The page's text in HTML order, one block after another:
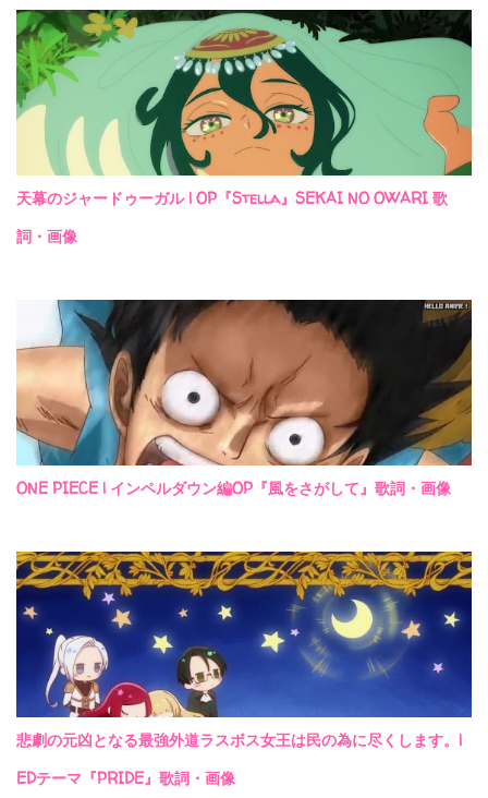
天幕のジャードゥーガル | OP『Stella』SEKAI NO OWARI 歌
詞・画像
ONE PIECE | インペルダウン編OP『風をさがして』歌詞・画像
悲劇の元凶となる最強外道ラスボス女王は民の為に尽くします。|
EDテーマ『PRIDE』歌詞・画像